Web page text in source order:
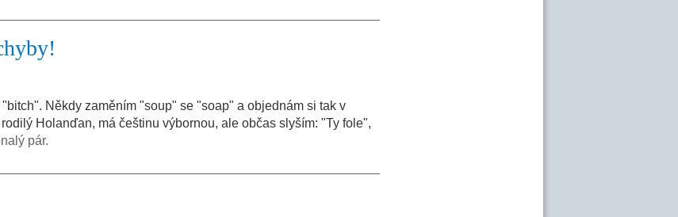
Někdy zaměním "soup" se "soap" a objednám si tak v
Holanďan, má češtinu výbornou, ale občas slyším: "Ty fole",
pár.